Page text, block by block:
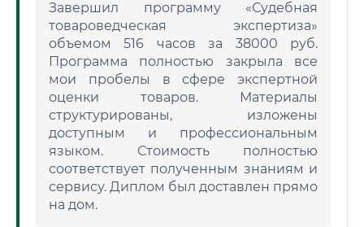
Завершил программу «Судебная
товароведческая экспертиза»
объемом 516 часов за 38000 руб.
Программа полностью закрыла все
мои пробелы в сфере экспертной
оценки товаров. Материалы
структурированы, изложены
доступным и профессиональным
языком. Стоимость полностью
соответствует полученным знаниям и
сервису. Диплом был доставлен прямо
на дом.